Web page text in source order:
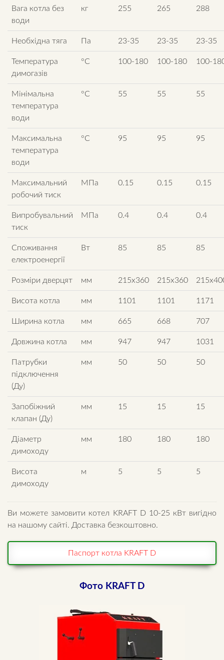
Вага котла без
води
кг 255 265 288
Необхідна тяга Па 23-35 23-35 23-35
Температура
димогазів
°C 100-180 100-180 100-
Мінімальна
температура
води
°C 55 55 55
Максимальна
температура
води
°C 95 95 95
Максимальний
робочий тиск
МПа 0.15 0.15 0.15
Випробувальний
тиск
МПа 0.4 0.4 0.4
Споживання
електроенергії
Вт 85 85 85
Розміри дверцят мм 215х360 215х360
Висота котла мм 1101 1101 1171
Ширина котла мм 665 668 707
Довжина котла мм 947 947 1031
Патрубки
підключення
(Ду)
мм 50 50 50
Запобіжний
клапан (Ду)
мм 15 15 15
Діаметр
димоходу
мм 180 180 180
Висота
димоходу
м 5 5 5
Ви можете замовити котел KRAFT D 10-25 кВт вигідно
на нашому сайті. Доставка безкоштовно.
Паспорт котла KRAFT D
Фото KRAFT D